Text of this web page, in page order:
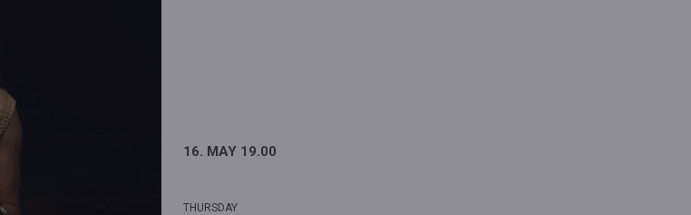
16. MAY 19.00
THURSDAY